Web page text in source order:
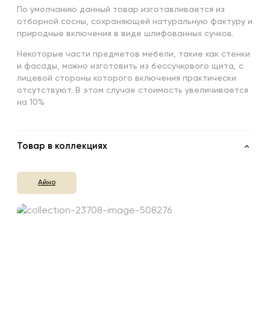
По умолчанию данный товар изготавливается из
отборной сосны, сохраняющей натуральную фактуру и
природные включения в виде шлифованных сучков.
Некоторые части предметов мебели, такие как стенки
и фасады, можно изготовить из бессучкового щита, с
лицевой стороны которого включения практически
отсутствуют. В этом случае стоимость увеличивается
на 10%
Товар в коллекциях
Айно